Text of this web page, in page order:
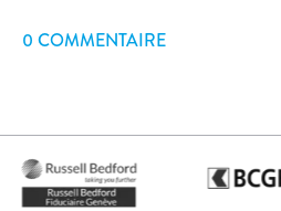
0 COMMENTAIRE